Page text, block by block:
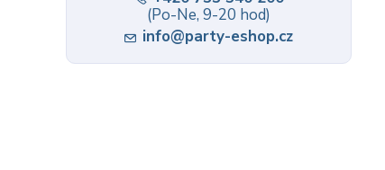
(Po-Ne, 9-20 hod)
info@party-eshop.cz